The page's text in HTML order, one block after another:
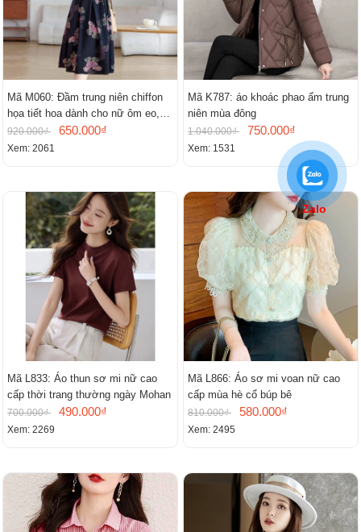
Mã M060: Đầm trung niên chiffon
họa tiết hoa dành cho nữ ôm eo,
cổ chữ V, đầm midi tay ngắn thanh
lịch.
920.000₫ 650.000₫
Xem: 2061
Mã K787: áo khoác phao ấm trung
niên mùa đông
1.040.000₫ 750.000₫
Xem: 1531
Mã L833: Áo thun sơ mi nữ cao
cấp thời trang thường ngày Mohan
700.000₫ 490.000₫
Xem: 2269
Mã L866: Áo sơ mi voan nữ cao
cấp mùa hè cổ búp bê
810.000₫ 580.000₫
Xem: 2495
Zalo